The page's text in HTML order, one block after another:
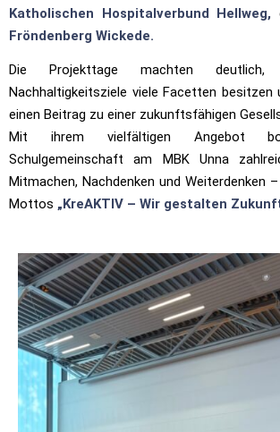
Katholischen Hospitalverbund Hellweg,
Fröndenberg Wickede.
Die Projekttage machten
Nachhaltigkeitsziele viele Facetten besitzen
einen Beitrag zu einer zukunftsfähigen
Mit ihrem vielfältigen Angebot
Schulgemeinschaft am MBK Unna
Mitmachen, Nachdenken und Weiterdenken
Mottos „KreAKTIV – Wir gestalten